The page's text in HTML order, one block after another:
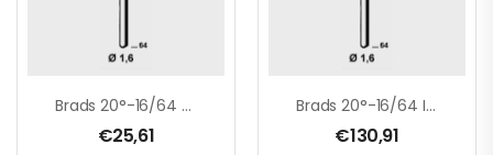
Brads 20°-16/64 Galva
€25,61
Brads 20°-16/64 INOX
€130,91